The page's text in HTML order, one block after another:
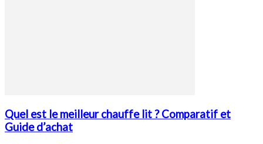
Quel est le meilleur chauffe lit ? Comparatif et
Guide d’achat